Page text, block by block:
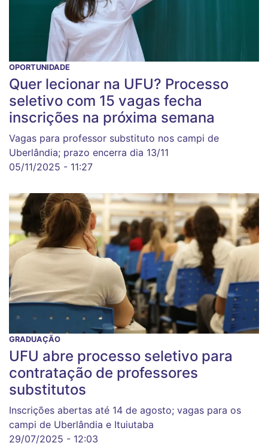
OPORTUNIDADE
Quer lecionar na UFU? Processo
seletivo com 15 vagas fecha
inscrições na próxima semana
Vagas para professor substituto nos campi de
Uberlândia; prazo encerra dia 13/11
05/11/2025 - 11:27
GRADUAÇÃO
UFU abre processo seletivo para
contratação de professores
substitutos
Inscrições abertas até 14 de agosto; vagas para os
campi de Uberlândia e Ituiutaba
29/07/2025 - 12:03